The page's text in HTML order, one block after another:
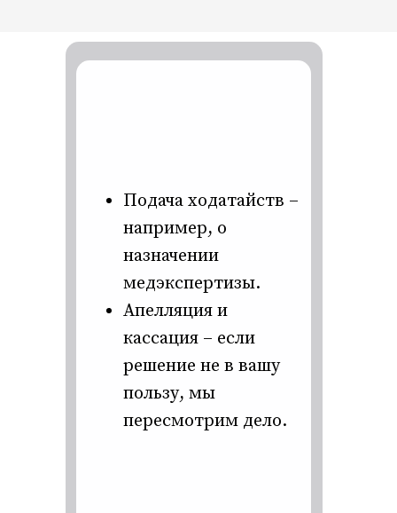
Подача ходатайств –
например, о
назначении
медэкспертизы.
Апелляция и
кассация – если
решение не в вашу
пользу, мы
пересмотрим дело.